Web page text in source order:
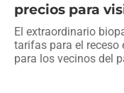
precios para
El extraordinario
tarifas para el receso
para los vecinos del